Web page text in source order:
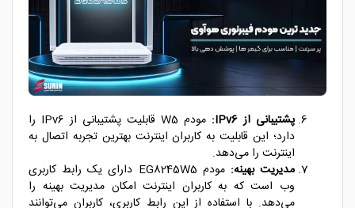
پشتیبانی از IPv6:
مودم W5 قابلیت پشتیبانی از IPv6 را
دارد؛ این قابلیت به کاربران اینترنت بهترین تجربه اتصال به
اینترنت را می‌دهد.
مدیریت بهینه:
مودم EG8245W5 دارای یک رابط کاربری
وب است که به کاربران اینترنت امکان مدیریت بهینه را
می‌دهد. با استفاده از این رابط کاربری، کاربران می‌توانند